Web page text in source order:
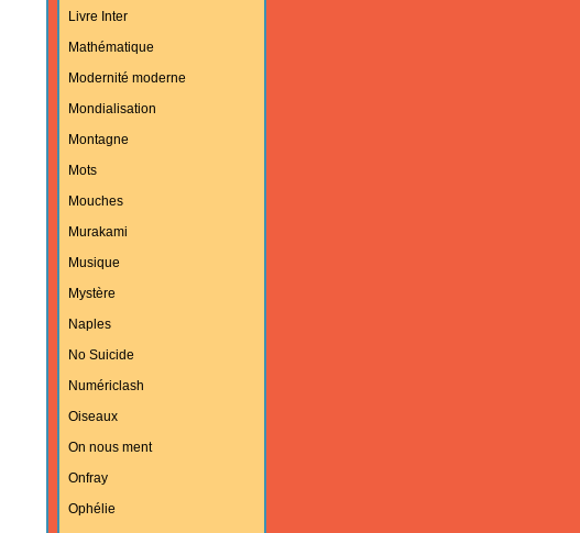
Livre Inter
Mathématique
Modernité moderne
Mondialisation
Montagne
Mots
Mouches
Murakami
Musique
Mystère
Naples
No Suicide
Numériclash
Oiseaux
On nous ment
Onfray
Ophélie